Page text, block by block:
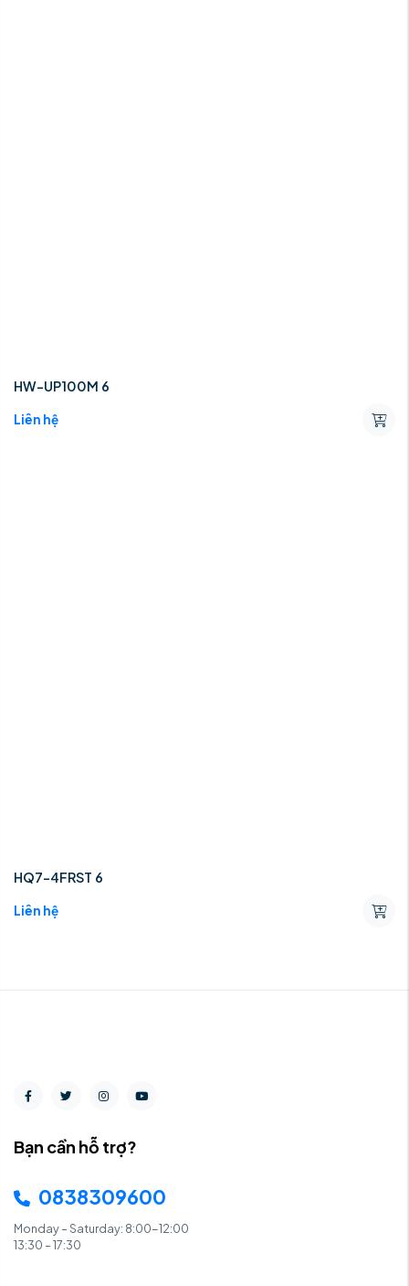
HW-UP100M 6
Liên hệ
HQ7-4FRST 6
Liên hệ
Bạn cần hỗ trợ?
0838309600
Monday – Saturday: 8:00-12:00
13:30 – 17:30